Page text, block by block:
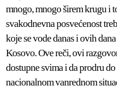
mnogo, mnogo širem krugu i
svakodnevna posvećenost
koje se vode danas i ovih
Kosovo. Ove reči, ovi
dostupne svima i da prodru
nacionalnom vanrednom